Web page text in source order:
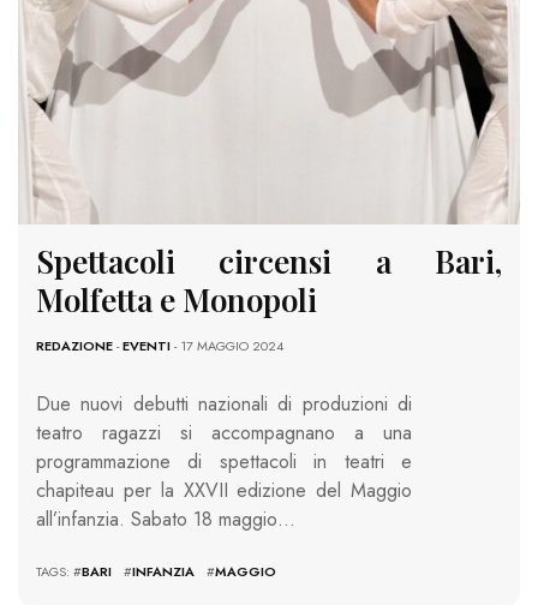
Spettacoli circensi a Bari,
Molfetta e Monopoli
REDAZIONE-EVENTI- 17 MAGGIO 2024
Due nuovi debutti nazionali di produzioni di
teatro ragazzi si accompagnano a una
programmazione di spettacoli in teatri e
chapiteau per la XXVII edizione del Maggio
all’infanzia. Sabato 18 maggio…
TAGS: #BARI #INFANZIA #MAGGIO